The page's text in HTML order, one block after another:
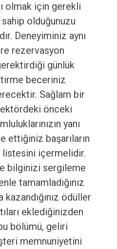
olmak için gerekli
olduğunuzu
Deneyiminiz aynı
rezervasyon
günlük
beceriniz
Sağlam bir
önceki
yanı
ettiğiniz başarıların
listesini içermelidir.
bilginizi sergileme
tamamladığınız
ödüller
eklediğinizden
bölümü, geliri
memnuniyetini